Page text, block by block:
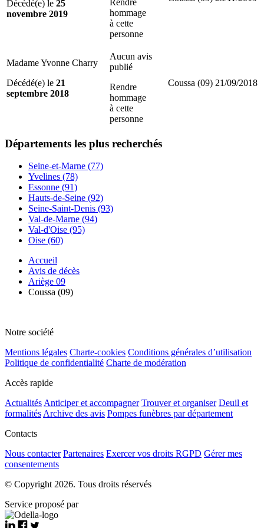
Décédé(e) le 25
novembre 2019
hommage
à cette
personne
Madame Yvonne Charry
Décédé(e) le 21
septembre 2018
Aucun avis
publié
Rendre
hommage
à cette
personne
Coussa (09) 21/09/2018
Départements les plus recherchés
Seine-et-Marne (77)
Yvelines (78)
Essonne (91)
Hauts-de-Seine (92)
Seine-Saint-Denis (93)
Val-de-Marne (94)
Val-d'Oise (95)
Oise (60)
Accueil
Avis de décès
Ariège 09
Coussa (09)
Notre société
Mentions légales Charte-cookies Conditions générales d’utilisation
Politique de confidentialité Charte de modération
Accès rapide
Actualités Anticiper et accompagner Trouver et organiser Deuil et
formalités Archive des avis Pompes funèbres par département
Contacts
Nous contacter Partenaires Exercer vos droits RGPD Gérer mes
consentements
© Copyright 2026. Tous droits réservés
Service proposé par